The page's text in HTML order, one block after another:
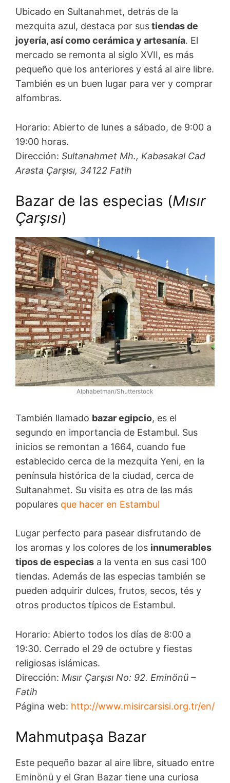
Ubicado en Sultanahmet, detrás de la
mezquita azul, destaca por sustiendas de
joyería, así como cerámica y artesanía. El
mercado se remonta al siglo XVII, es más
pequeño que los anteriores y está al aire libre.
También es un buen lugar para ver y comprar
alfombras.
Horario: Abierto de lunes a sábado, de 9:00 a
19:00 horas.
Dirección: Sultanahmet Mh., Kabasakal Cad
Arasta Çarşısı, 34122 Fatih
Bazar de las especias (Mısır
Çarşısı)
Alphabetman/Shutterstock
También llamado bazar egipcio, es el
segundo en importancia de Estambul. Sus
inicios se remontan a 1664, cuando fue
establecido cerca de la mezquita Yeni, en la
península histórica de la ciudad, cerca de
Sultanahmet. Su visita es otra de las más
populares que hacer en Estambul
Lugar perfecto para pasear disfrutando de
los aromas y los colores de los innumerables
tipos de especias a la venta en sus casi 100
tiendas. Además de las especias también se
pueden adquirir dulces, frutos, secos, tés y
otros productos típicos de Estambul.
Horario: Abierto todos los días de 8:00 a
19:30. Cerrado el 29 de octubre y fiestas
religiosas islámicas.
Dirección: Mısır Çarşısı No: 92. Eminönü –
Fatih
Página web: http://www.misircarsisi.org.tr/en/
Mahmutpaşa Bazar
Este pequeño bazar al aire libre, situado entre
Eminönü y el Gran Bazar tiene una curiosa